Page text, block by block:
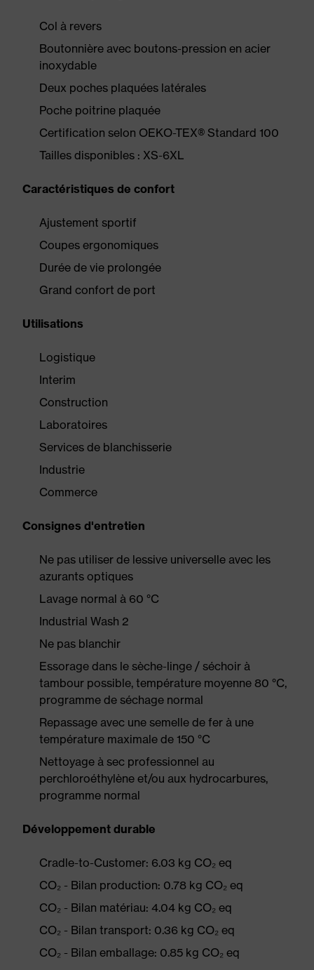
Col à revers
Boutonnière avec boutons-pression en acier
inoxydable
Deux poches plaquées latérales
Poche poitrine plaquée
Certification selon OEKO-TEX® Standard 100
Tailles disponibles : XS-6XL
Caractéristiques de confort
Ajustement sportif
Coupes ergonomiques
Durée de vie prolongée
Grand confort de port
Utilisations
Logistique
Interim
Construction
Laboratoires
Services de blanchisserie
Industrie
Commerce
Consignes d'entretien
Ne pas utiliser de lessive universelle avec les
azurants optiques
Lavage normal à 60 °C
Industrial Wash 2
Ne pas blanchir
Essorage dans le sèche-linge / séchoir à
tambour possible, température moyenne 80 °C,
programme de séchage normal
Repassage avec une semelle de fer à une
température maximale de 150 °C
Nettoyage à sec professionnel au
perchloroéthylène et/ou aux hydrocarbures,
programme normal
Développement durable
Cradle-to-Customer: 6.03 kg CO₂ eq
CO₂ - Bilan production: 0.78 kg CO₂ eq
CO₂ - Bilan matériau: 4.04 kg CO₂ eq
CO₂ - Bilan transport: 0.36 kg CO₂ eq
CO₂ - Bilan emballage: 0.85 kg CO₂ eq